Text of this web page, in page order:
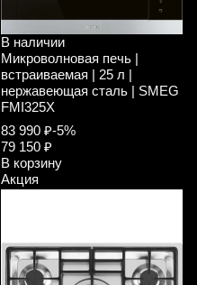
В наличии
Микроволновая печь |
встраиваемая | 25 л |
нержавеющая сталь | SMEG
FMI325X
83 990 ₽-5%
79 150 ₽
В корзину
Акция